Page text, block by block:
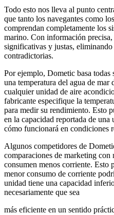
Todo esto nos lleva al punto
que tanto los navegantes como
comprendan completamente los
marino. Con información
significativas y justas,
contradictorias.
Por ejemplo, Dometic basa todas
una temperatura del agua de
cualquier unidad de aire
fabricante especifique la
para medir su rendimiento. Esto
en la capacidad reportada de
cómo funcionará en condiciones
Algunos competidores de
comparaciones de marketing con
consumen menos corriente. Esto
menor consumo de corriente
unidad tiene una capacidad
necesariamente que sea
más eficiente en un sentido